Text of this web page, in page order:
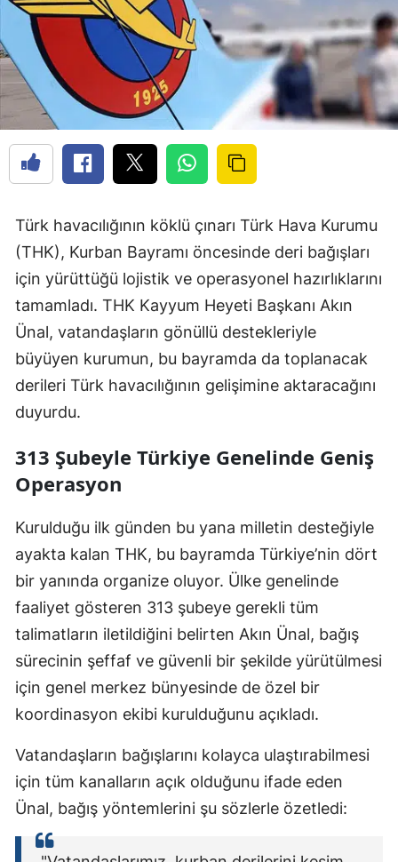
Türk havacılığının köklü çınarı Türk Hava Kurumu
(THK), Kurban Bayramı öncesinde deri bağışları
için yürüttüğü lojistik ve operasyonel hazırlıklarını
tamamladı. THK Kayyum Heyeti Başkanı Akın
Ünal, vatandaşların gönüllü destekleriyle
büyüyen kurumun, bu bayramda da toplanacak
derileri Türk havacılığının gelişimine aktaracağını
duyurdu.
313 Şubeyle Türkiye Genelinde Geniş
Operasyon
Kurulduğu ilk günden bu yana milletin desteğiyle
ayakta kalan THK, bu bayramda Türkiye’nin dört
bir yanında organize oluyor. Ülke genelinde
faaliyet gösteren 313 şubeye gerekli tüm
talimatların iletildiğini belirten Akın Ünal, bağış
sürecinin şeffaf ve güvenli bir şekilde yürütülmesi
için genel merkez bünyesinde de özel bir
koordinasyon ekibi kurulduğunu açıkladı.
Vatandaşların bağışlarını kolayca ulaştırabilmesi
için tüm kanalların açık olduğunu ifade eden
Ünal, bağış yöntemlerini şu sözlerle özetledi: